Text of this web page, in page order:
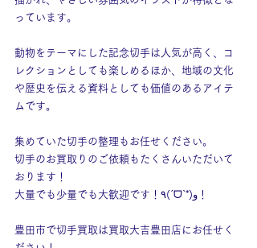
っています。
動物をテーマにした記念切手は人気が高く、コ
レクションとしても楽しめるほか、地域の文化
や歴史を伝える資料としても価値のあるアイテ
ムです。
集めていた切手の整理もお任せください。
切手のお買取りのご依頼もたくさんいただいて
おります！
大量でも少量でも大歓迎です！٩(ˊᗜˋ*)و！
豊田市で切手買取は買取大吉豊田店にお任せく